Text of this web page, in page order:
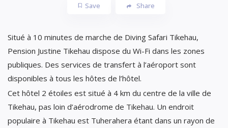
Save Share
Situé à 10 minutes de marche de Diving Safari Tikehau,
Pension Justine Tikehau dispose du Wi-Fi dans les zones
publiques. Des services de transfert à l’aéroport sont
disponibles à tous les hôtes de l’hôtel.
Cet hôtel 2 étoiles est situé à 4 km du centre de la ville de
Tikehau, pas loin d’aérodrome de Tikehau. Un endroit
populaire à Tikehau est Tuherahera étant dans un rayon de